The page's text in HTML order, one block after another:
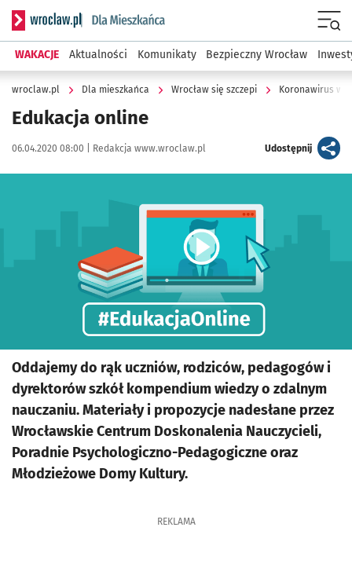
Serwis informacyjny wroclaw.pl podserwis: Dla mieszkańca
WAKACJE Aktualności Komunikaty Bezpieczny Wrocław
wroclaw.pl Dla mieszkańca Wrocław się szczepi Koronawirus we
Edukacja online
Data publikacji:
06.04.2020 08:00 | Autor:
Redakcja www.wroclaw.pl Udostępnijartykuł
Oddajemy do rąk uczniów, rodziców, pedagogów i
dyrektorów szkół kompendium wiedzy o zdalnym
nauczaniu. Materiały i propozycje nadesłane przez
Wrocławskie Centrum Doskonalenia Nauczycieli,
Poradnie Psychologiczno-Pedagogiczne oraz
Młodzieżowe Domy Kultury.
REKLAMA